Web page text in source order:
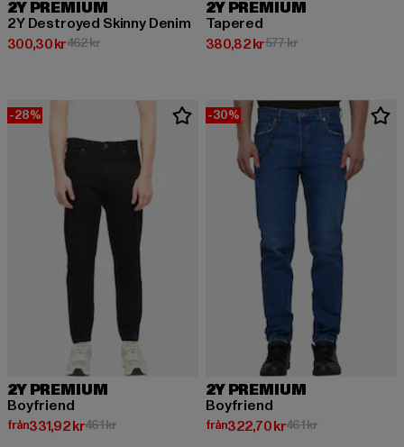
2Y PREMIUM
2Y Destroyed Skinny Denim
300,30 kr
Nuvarande pris: 300,30 kr
462 krKampanjpris: 462 kr
2Y PREMIUM
Tapered
380,82 kr
Nuvarande pris: 380,82 kr
577 krKampanjpris: 577 kr
-28%
2Y PREMIUM
Boyfriend
från331,92 kr
Nuvarande pris: Från 331,92 kr
461 krKampanjpris: 461 kr
-30%
2Y PREMIUM
Boyfriend
från322,70 kr
Nuvarande pris: Från 322,70 kr
461 krKampanjpris: